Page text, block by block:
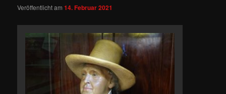
Veröffentlicht am14. Februar 2021